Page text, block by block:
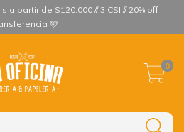
a partir de $120.000 // 3 CSI // 20% off
🩵
0